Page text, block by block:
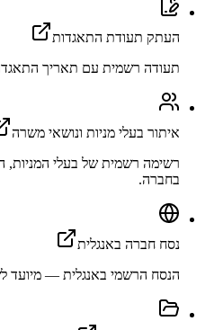
העתק תעודת התאגדות
תעודה רשמית עם תאריך
איתור בעלי מניות ונושאי משרה
רשימה רשמית של בעלי המניות,
בחברה.
נסח חברה באנגלית
הנסח הרשמי באנגלית — מיועד